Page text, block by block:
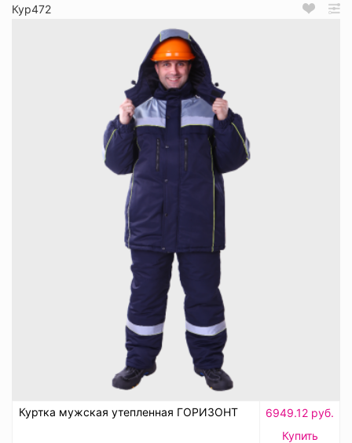
Кур472
Куртка мужская утепленная ГОРИЗОНТ
6949.12 руб.
Купить